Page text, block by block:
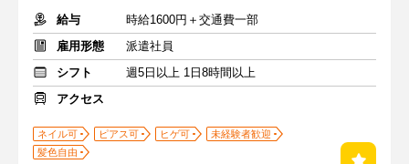
給与
時給1600円＋交通費一部
雇用形態
派遣社員
シフト
週5日以上 1日8時間以上
アクセス
ネイル可 ピアス可 ヒゲ可
未経験者歓迎
髪色自由